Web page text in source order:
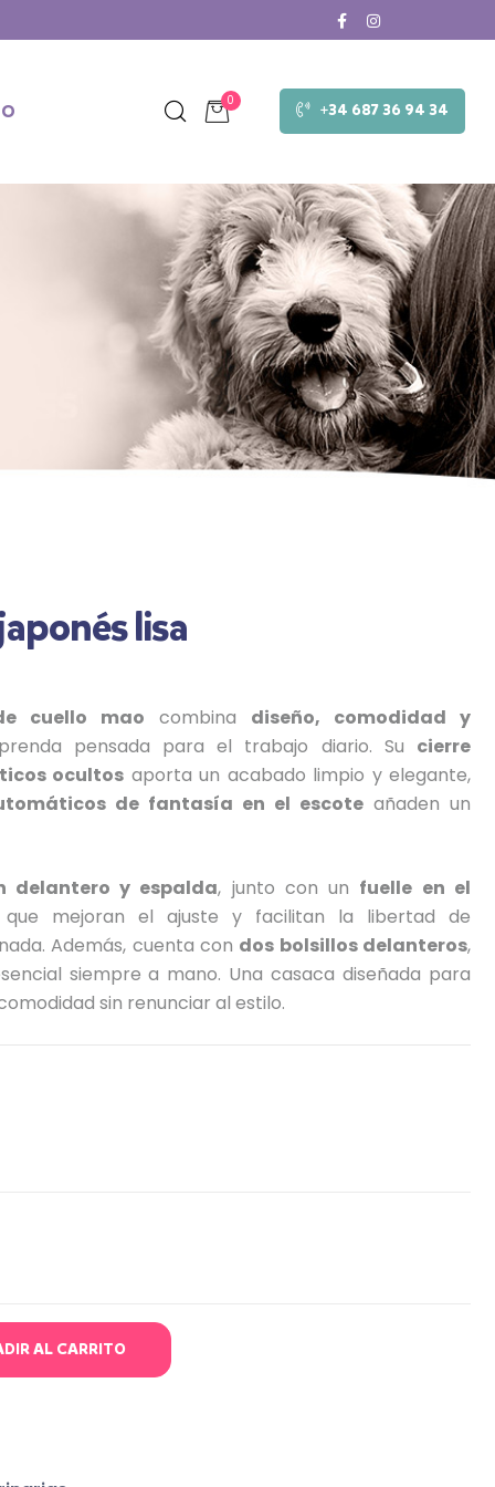
0 +34 687 36 94 34
lisa
cuello mao combina diseño, comodidad y
pensada para el trabajo diario. Su cierre
ocultos aporta un acabado limpio y elegante,
de fantasía en el escote añaden un
delantero y espalda, junto con un fuelle en el
mejoran el ajuste y facilitan la libertad de
Además, cuenta con dos bolsillos delanteros,
siempre a mano. Una casaca diseñada para
sin renunciar al estilo.
AL CARRITO